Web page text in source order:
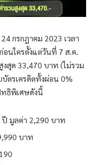
กรกฎาคม 2023 เวลา
อนใครตั้งแต่วันที่ 7 ส.ค.
สุด 33,470 บาท (ไม่รวม
ตรเครดิตทั้งผ่อน 0%
ธิพิเศษดังนี้
มูลค่า 2,290 บาท
บาท